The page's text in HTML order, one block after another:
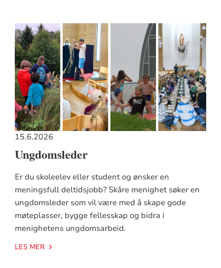
15.6.2026
Ungdomsleder
Er du skoleelev eller student og ønsker en
meningsfull deltidsjobb? Skåre menighet søker en
ungdomsleder som vil være med å skape gode
møteplasser, bygge fellesskap og bidra i
menighetens ungdomsarbeid.
LES MER